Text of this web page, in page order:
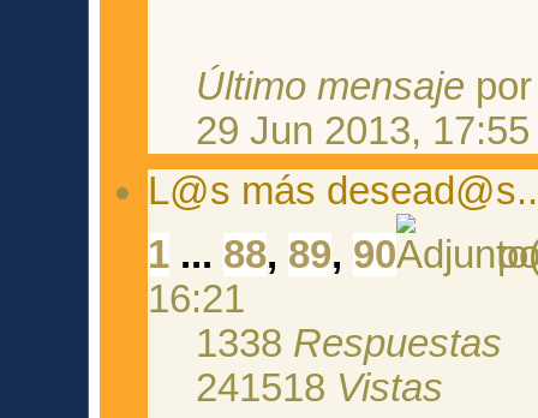
Último mensaje
29 Jun 2013, 17:55
L@s más
1 ... 88, 89, 90
16:21
1338 Respuestas
241518 Vistas